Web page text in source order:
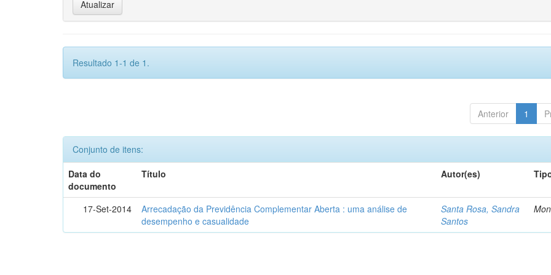
Resultado 1-1 de 1.
Anterior 1
Conjunto de itens:
Data do
documento
Título Autor(es)
17-Set-2014
Arrecadação da Previdência Complementar Aberta : uma análise de
desempenho e casualidade
Santa Rosa, Sandra
Santos